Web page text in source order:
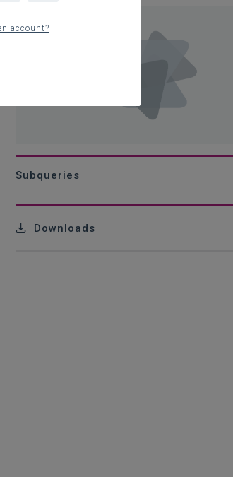
Subqueries
Downloads
account?